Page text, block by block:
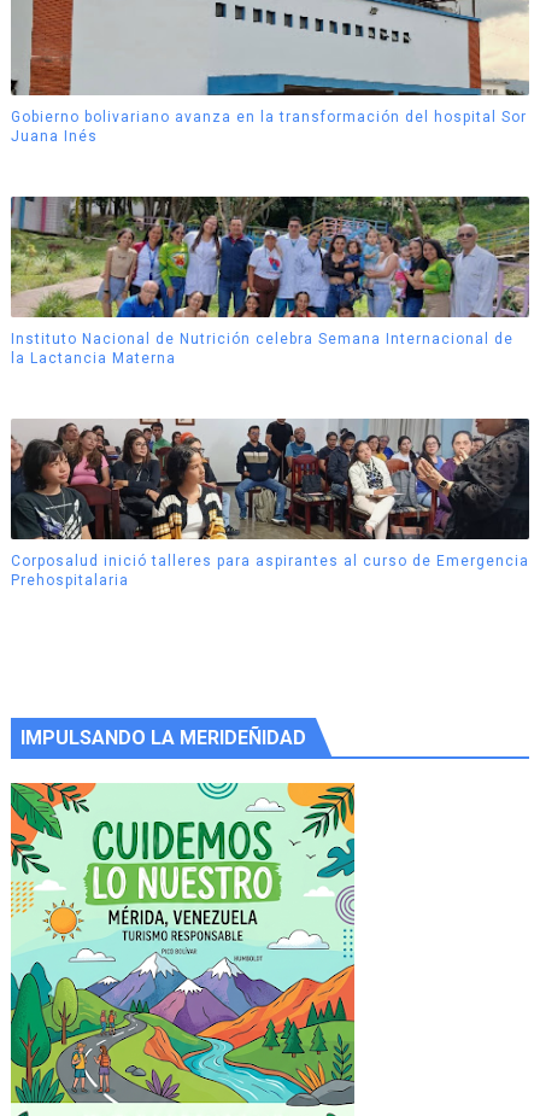
Gobierno bolivariano avanza en la transformación del hospital Sor
Juana Inés
Instituto Nacional de Nutrición celebra Semana Internacional de
la Lactancia Materna
Corposalud inició talleres para aspirantes al curso de Emergencia
Prehospitalaria
IMPULSANDO LA MERIDEÑIDAD